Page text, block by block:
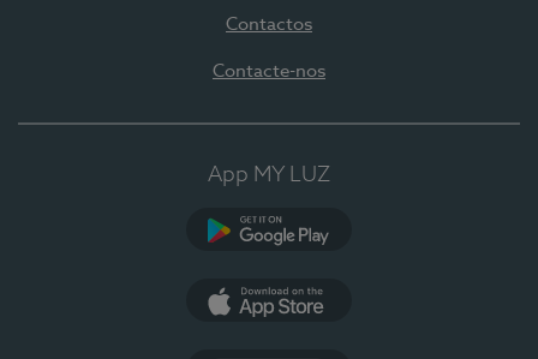
Contactos
Contacte-nos
App MY LUZ